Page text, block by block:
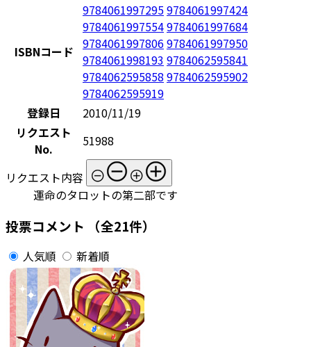
ISBNコード
97840619972959784061997424
97840619975549784061997684
97840619978069784061997950
9784061998193 9784062595841
9784062595858 9784062595902
9784062595919
登録日
2010/11/19
リクエスト
No.
51988
リクエスト内容
運命のタロットの第二部です
投票コメント （全21件）
人気順 新着順